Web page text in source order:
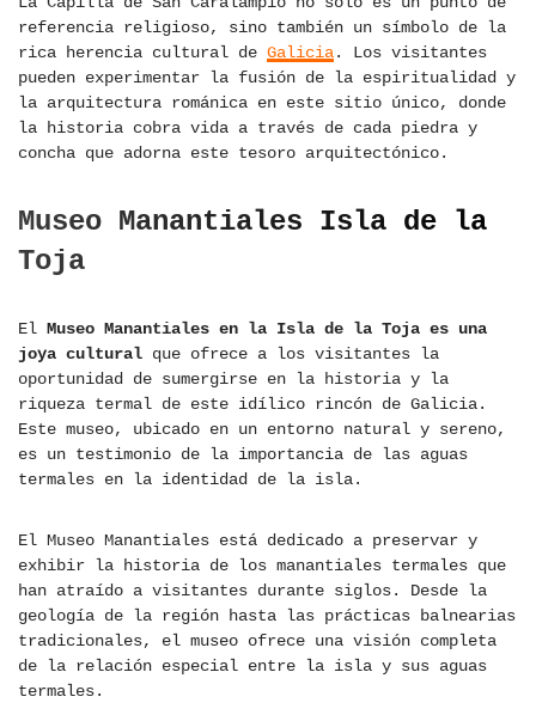
referencia religioso, sino también un símbolo de la
rica herencia cultural de Galicia. Los visitantes
pueden experimentar la fusión de la espiritualidad y
la arquitectura románica en este sitio único, donde
la historia cobra vida a través de cada piedra y
concha que adorna este tesoro arquitectónico.
Museo Manantiales Isla de la
Toja
El Museo Manantiales en la Isla de la Toja es una
joya cultural que ofrece a los visitantes la
oportunidad de sumergirse en la historia y la
riqueza termal de este idílico rincón de Galicia.
Este museo, ubicado en un entorno natural y sereno,
es un testimonio de la importancia de las aguas
termales en la identidad de la isla.
El Museo Manantiales está dedicado a preservar y
exhibir la historia de los manantiales termales que
han atraído a visitantes durante siglos. Desde la
geología de la región hasta las prácticas balnearias
tradicionales, el museo ofrece una visión completa
de la relación especial entre la isla y sus aguas
termales.